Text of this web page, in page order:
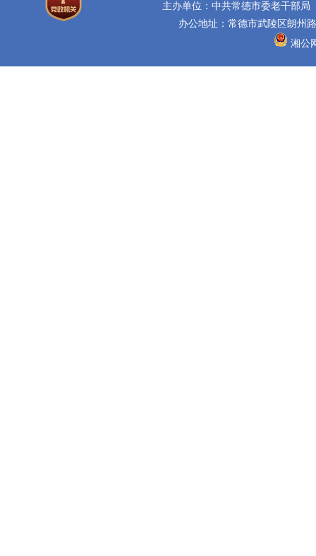
主办单位：中共常德市委老干部
办公地址：常德市武陵区朗
湘公